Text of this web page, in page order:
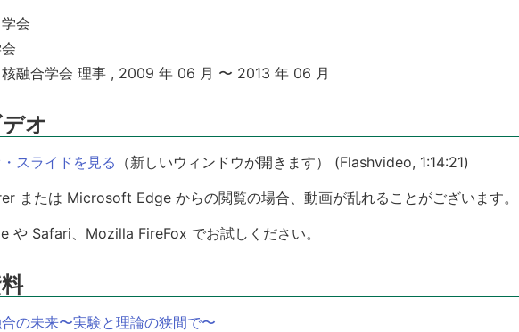
会
核融合学会 理事 , 2009 年 06 月 〜 2013 年 06 月
オ
スライドを見る （新しいウィンドウが開きます） (Flashvideo, 1:14:21)
または Microsoft Edge からの閲覧の場合、動画が乱れることがございます。
や Safari、Mozilla FireFox でお試しください。
の未来〜実験と理論の狭間で〜